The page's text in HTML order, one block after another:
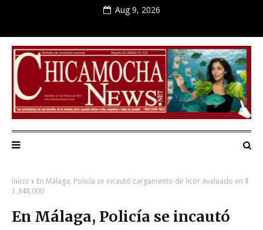
Aug 9, 2026
Inicio
En Málaga, Policía se incautó cargamento de licor avaluado en $
1.348.000
En Málaga, Policía se incautó